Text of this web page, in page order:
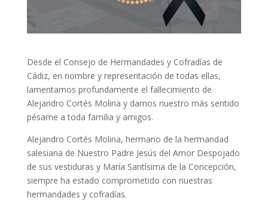
Desde el Consejo de Hermandades y Cofradías de
Cádiz, en nombre y representación de todas ellas,
lamentamos profundamente el fallecimiento de
Alejandro Cortés Molina y damos nuestro más sentido
pésame a toda familia y amigos.
Alejandro Cortés Molina, hermano de la hermandad
salesiana de Nuestro Padre Jesús del Amor Despojado
de sus vestiduras y María Santísima de la Concepción,
siempre ha estado comprometido con nuestras
hermandades y cofradías.